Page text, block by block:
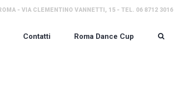
- VIA CLEMENTINO VANNETTI, 15 - TEL. 06 8712 3016
Contatti Roma Dance Cup